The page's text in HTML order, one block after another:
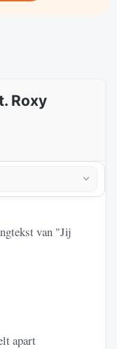
Roxy
van "Jij
apart